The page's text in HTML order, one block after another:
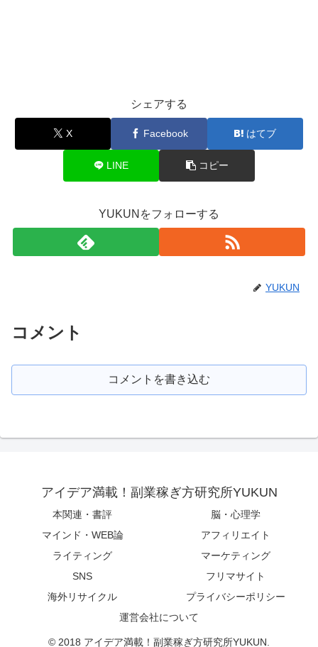
シェアする
X Facebook はてブ
LINE コピー
YUKUNをフォローする
YUKUN
コメント
コメントを書き込む
アイデア満載！副業稼ぎ方研究所YUKUN
本関連・書評
脳・心理学
マインド・WEB論
アフィリエイト
ライティング
マーケティング
SNS
フリマサイト
海外リサイクル
プライバシーポリシー
運営会社について
© 2018 アイデア満載！副業稼ぎ方研究所YUKUN.